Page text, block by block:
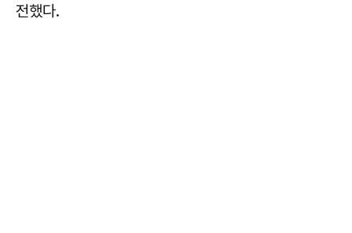
전했다.